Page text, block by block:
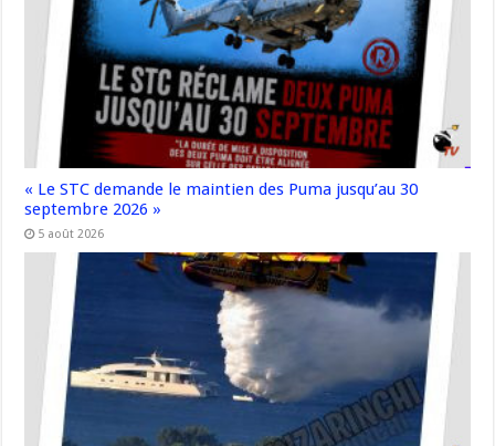
« Le STC demande le maintien des Puma jusqu’au 30
septembre 2026 »
5 août 2026